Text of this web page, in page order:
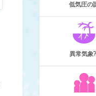
低気圧の
異常気象